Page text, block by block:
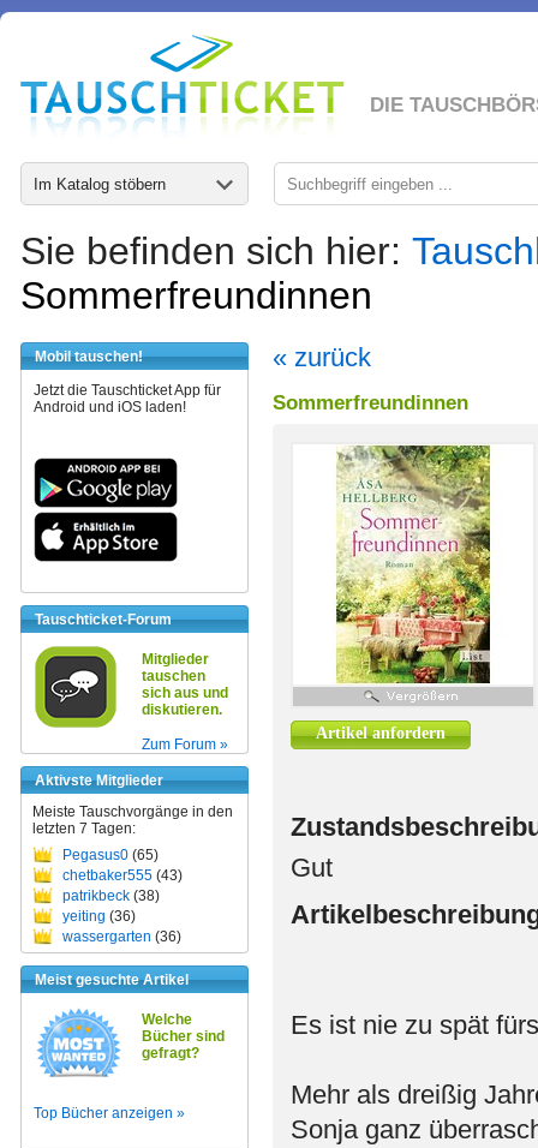
DIE
Im Katalog stöbern
Sie befinden sich hier:
Sommerfreundinnen
Mobil tauschen!
Jetzt die Tauschticket App für
Android und iOS laden!
Tauschticket-Forum
Mitglieder
tauschen
sich aus und
diskutieren.
Zum Forum »
Aktivste Mitglieder
Meiste Tauschvorgänge in den
letzten 7 Tagen:
Pegasus0 (65)
chetbaker555 (43)
patrikbeck (38)
yeiting (36)
wassergarten (36)
Meist gesuchte Artikel
Welche
Bücher sind
gefragt?
Top Bücher anzeigen »
« zurück
Sommerfreundinnen
Artikel anfordern
Gut
Es ist nie zu spät
Mehr als dreißig
Sonja ganz